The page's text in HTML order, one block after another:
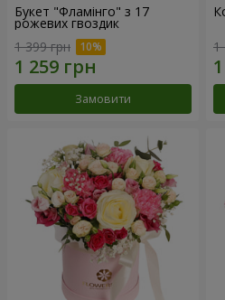
Букет "Фламінго" з 17
рожевих гвоздик
1 399 грн
Замовити
1